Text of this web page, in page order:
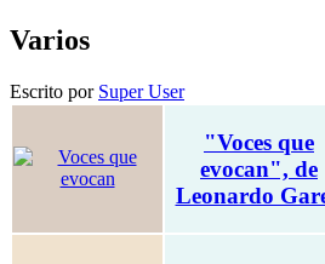
Varios
Escrito por Super User
"Voces que
evocan", de
Leonardo